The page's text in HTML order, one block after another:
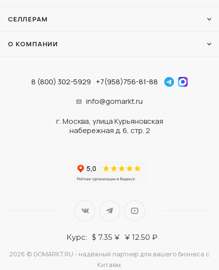
СЕЛЛЕРАМ
О КОМПАНИИ
8 (800) 302-5929 +7(958)756-81-88
info@gomarkt.ru
г. Москва, улица Курьяновская
набережная д. 6, стр. 2
Курс: $ 7.35 ¥ ¥ 12.50 ₽
2026 © GOMARKT.RU - надёжный партнер для вашего бизнеса с
Китаем.